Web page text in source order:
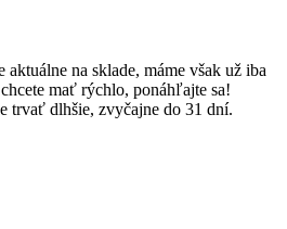
aktuálne na sklade, máme však už iba
mať rýchlo, ponáhľajte sa!
trvať dlhšie, zvyčajne do 31 dní.